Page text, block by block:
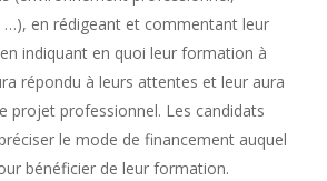
en rédigeant et commentant leur
indiquant en quoi leur formation à
répondu à leurs attentes et leur aura
projet professionnel. Les candidats
le mode de financement auquel
bénéficier de leur formation.